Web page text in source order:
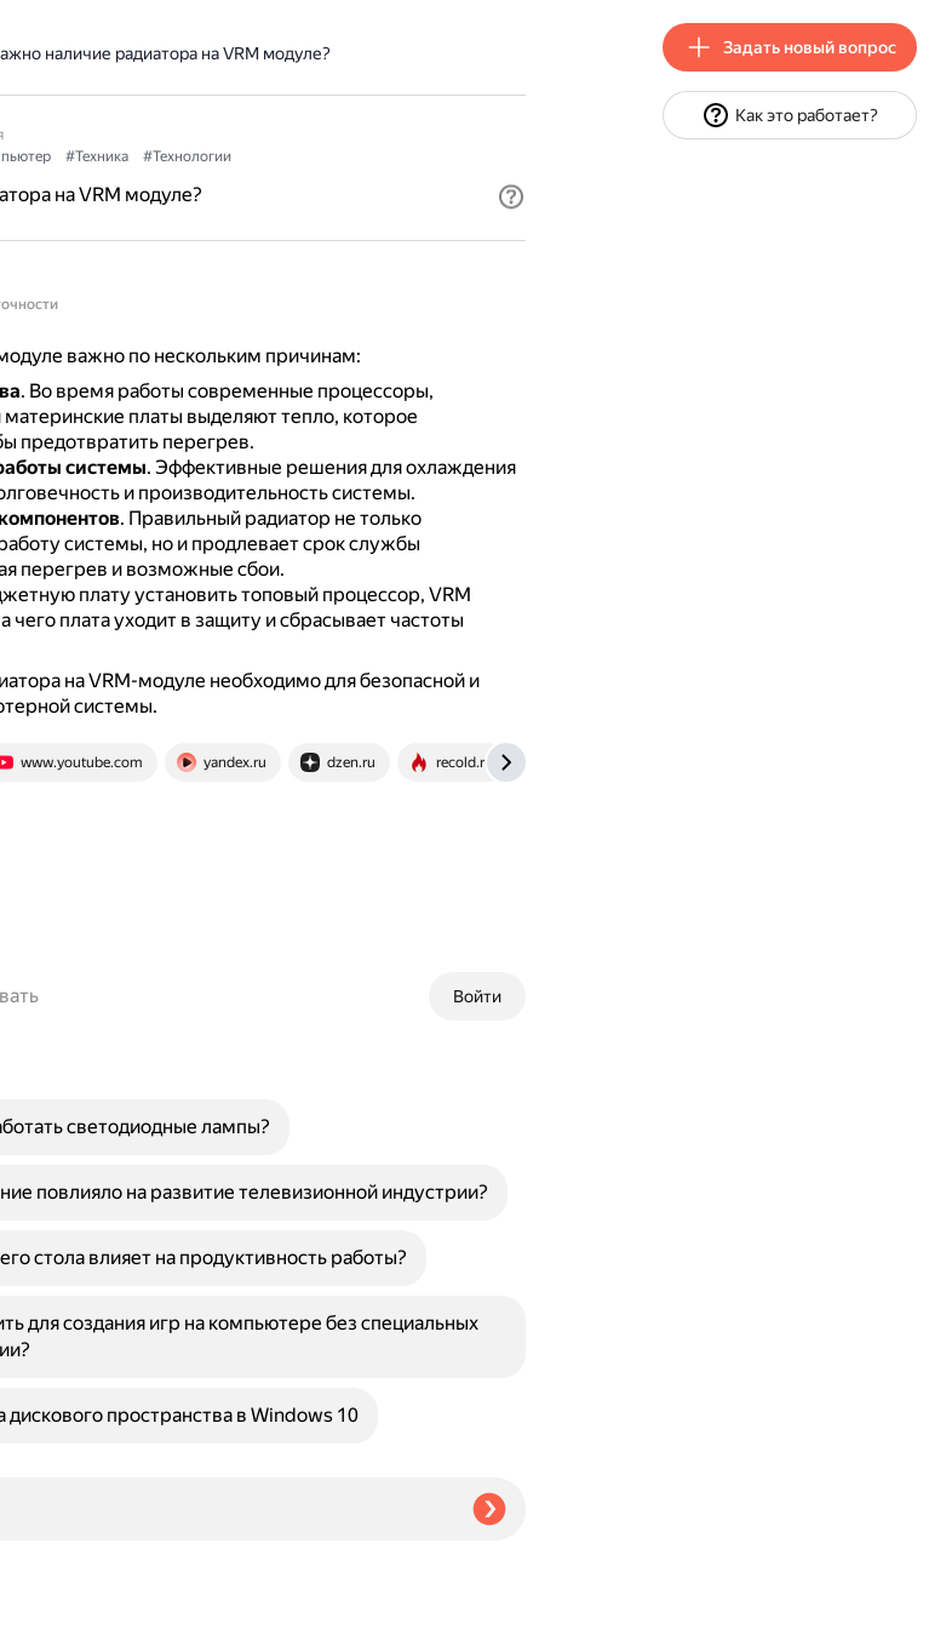
наличие радиатора на VRM модуле?
#Техника #Технологии
на VRM модуле?
важно по нескольким причинам:
. Во время работы современные процессоры,
платы выделяют тепло, которое
предотвратить перегрев.
системы. Эффективные решения для охлаждения
и производительность системы.
. Правильный радиатор не только
системы, но и продлевает срок службы
перегрев и возможные сбои.
плату установить топовый процессор, VRM
чего плата уходит в защиту и сбрасывает частоты
на VRM-модуле необходимо для безопасной и
системы.
www.youtube.com yandex.ru dzen.ru recold.ru
Войти
светодиодные лампы?
повлияло на развитие телевизионной индустрии?
стола влияет на продуктивность работы?
для создания игр на компьютере без специальных
пространства в Windows 10
Задать новый вопрос
Как это работает?